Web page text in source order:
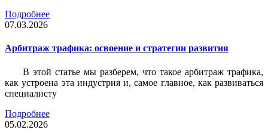
Подробнее
07.03.2026
Арбитраж трафика: освоение и стратегии развития
В этой статье мы разберем, что такое арбитраж трафика,
как устроена эта индустрия и, самое главное, как развиваться
специалисту
Подробнее
05.02.2026